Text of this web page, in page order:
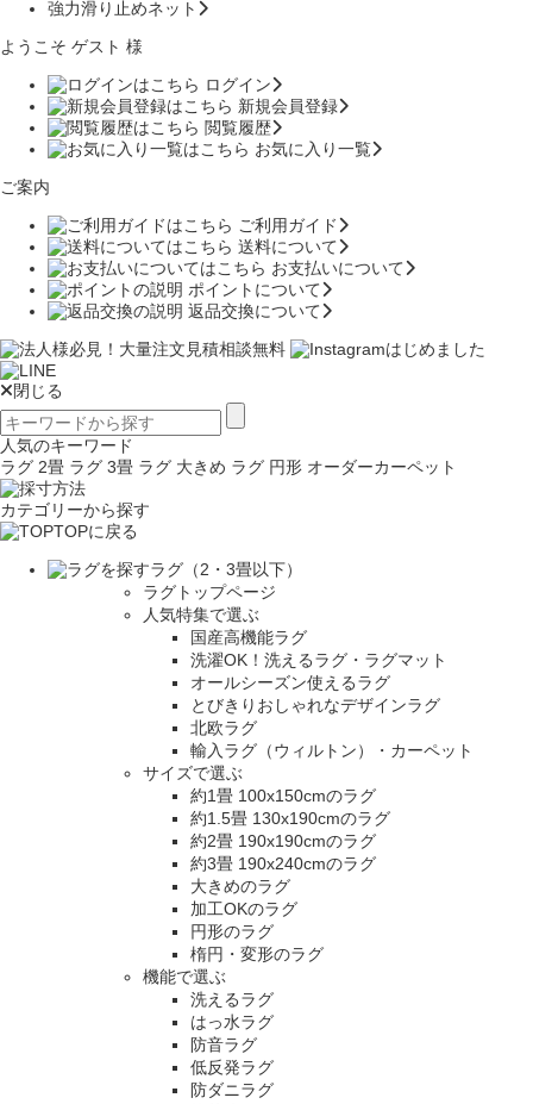
強力滑り止めネット
ようこそ ゲスト 様
ログイン
新規会員登録
閲覧履歴
お気に入り一覧
ご案内
ご利用ガイド
送料について
お支払いについて
ポイントについて
返品交換について
閉じる
人気のキーワード
ラグ 2畳 ラグ 3畳 ラグ 大きめ ラグ 円形 オーダーカーペット
カテゴリーから探す
TOPに戻る
ラグ（2・3畳以下）
ラグトップページ
人気特集で選ぶ
国産高機能ラグ
洗濯OK！洗えるラグ・ラグマット
オールシーズン使えるラグ
とびきりおしゃれなデザインラグ
北欧ラグ
輸入ラグ（ウィルトン）・カーペット
サイズで選ぶ
約1畳 100x150cmのラグ
約1.5畳 130x190cmのラグ
約2畳 190x190cmのラグ
約3畳 190x240cmのラグ
大きめのラグ
加工OKのラグ
円形のラグ
楕円・変形のラグ
機能で選ぶ
洗えるラグ
はっ水ラグ
防音ラグ
低反発ラグ
防ダニラグ